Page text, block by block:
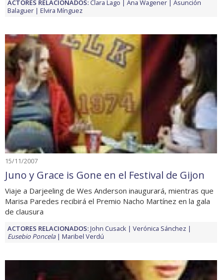
ACTORES RELACIONADOS:Clara Lago Ana Wagener
Asunción
Balaguer
Elvira Mínguez
15/11/2007
Juno y Grace is Gone en el Festival de Gijon
Viaje a Darjeeling de Wes Anderson inaugurará, mientras que
Marisa Paredes recibirá el Premio Nacho Martínez en la gala
de clausura
ACTORES RELACIONADOS:John Cusack
Verónica Sánchez
Eusebio Poncela
Maribel Verdú